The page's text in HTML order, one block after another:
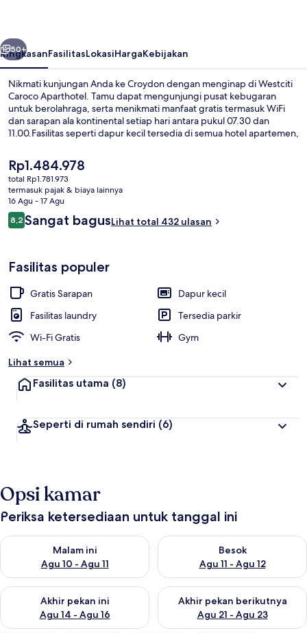
Berikutnya
50+
RingkasanFasilitasLokasiHargaKebijakan
Nikmati kunjungan Anda ke Croydon dengan menginap di Westciti
Caroco Aparthotel. Tamu dapat mengunjungi pusat kebugaran
untuk berolahraga, serta menikmati manfaat gratis termasuk WiFi
dan sarapan ala kontinental setiap hari antara pukul 07.30 dan
11.00.Fasilitas seperti dapur kecil tersedia di semua hotel apartemen,
Transportasi umum berada tidak jauh: Stasiun Trem Lebanon Road
berjarak 12 menit dan Stasiun Trem Lebanon Road berjarak 12 menit.
Harga
saat
ini
Rp1.484.978
Rp1.484.978
total Rp1.781.973
termasuk pajak & biaya lainnya
16 Agu - 17 Agu
Ulasan
8,28,2 dari 10
Sangat bagusLihat total 432 ulasan
Fasilitas populer
Gratis Sarapan
Dapur kecil
Fasilitas laundry
Tersedia parkir
Wi-Fi Gratis
Gym
Lihat semua
Fasilitas utama (8)
Seperti di rumah sendiri (6)
Opsi kamar
Periksa ketersediaan untuk tanggal ini
Malam ini
Agu 10 - Agu 11
Periksa ketersediaan untuk malam ini Agu 10 - Agu 11
Besok
Agu 11 - Agu 12
Periksa ketersediaan untuk
Akhir pekan ini
Agu 14 - Agu 16
Periksa ketersediaan untuk akhir pekan ini Agu 14 - Agu 16
Akhir pekan berikutnya
Agu 21 - Agu 23
Periksa ketersediaan untuk